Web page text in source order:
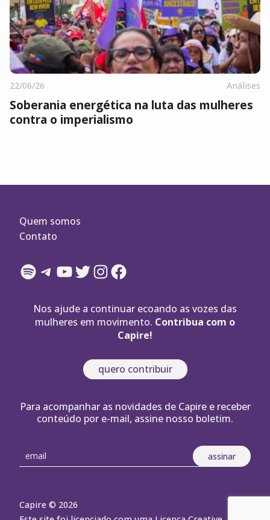
22/06/26 Análises
Soberania energética na luta das mulheres
contra o imperialismo
Quem somos
Contato
Spotify
Telegram
YouTube
Twitter
Instagram
Facebook
Nos ajude a continuar ecoando as vozes das
mulheres em movimento. Contribua com o
Capire!
quero contribuir
Para acompanhar as novidades de Capire e receber
conteúdo por e-mail, assine nosso boletim.
Capire © 2026